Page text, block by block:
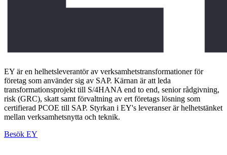
EY är en helhetsleverantör av verksamhetstransformationer för
företag som använder sig av SAP. Kärnan är att leda
transformationsprojekt till S/4HANA end to end, senior rådgivning,
risk (GRC), skatt samt förvaltning av ert företags lösning som
certifierad PCOE till SAP. Styrkan i EY's leveranser är helhetstänket
mellan verksamhetsnytta och teknik.
Besök EY